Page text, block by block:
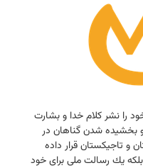
را نشر كلام خدا و بشارت
بخشیده شدن گناهان در
و تاجیكستان قرار داده
یك رسالت ملی برای خود